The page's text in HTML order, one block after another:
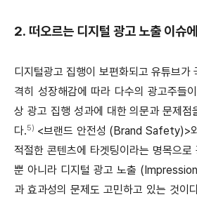
2. 떠오르는 디지털 광고 노출 이슈
디지털광고 집행이 보편화되고 유튜브가
격히 성장해감에 따라 다수의 광고주들
상 광고 집행 성과에 대한 의문과 문제점
다.5) <브랜드 안전성 (Brand Safety)>
적절한 콘텐츠에 타겟팅이라는 명목으로
뿐 아니라 디지털 광고 노출
과 효과성의 문제도 고민하고 있는 것이